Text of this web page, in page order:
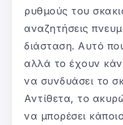
ρυθμούς του
αναζητήσεις
διάσταση. Αυτό
αλλά το έχουν
να συνδυάσει το
Αντίθετα, το
να μπορέσει